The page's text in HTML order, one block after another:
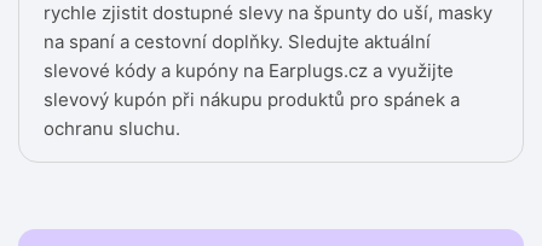
rychle zjistit dostupné slevy na špunty do uší, masky
na spaní a cestovní doplňky. Sledujte aktuální
slevové kódy a kupóny na Earplugs.cz a využijte
slevový kupón při nákupu produktů pro spánek a
ochranu sluchu.